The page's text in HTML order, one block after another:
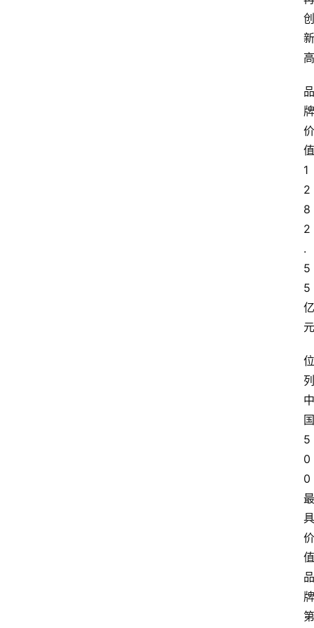
创
新
高
品
牌
价
值
1
2
8
2
.
5
5
亿
元
位
列
中
国
5
0
0
最
具
价
值
品
牌
第